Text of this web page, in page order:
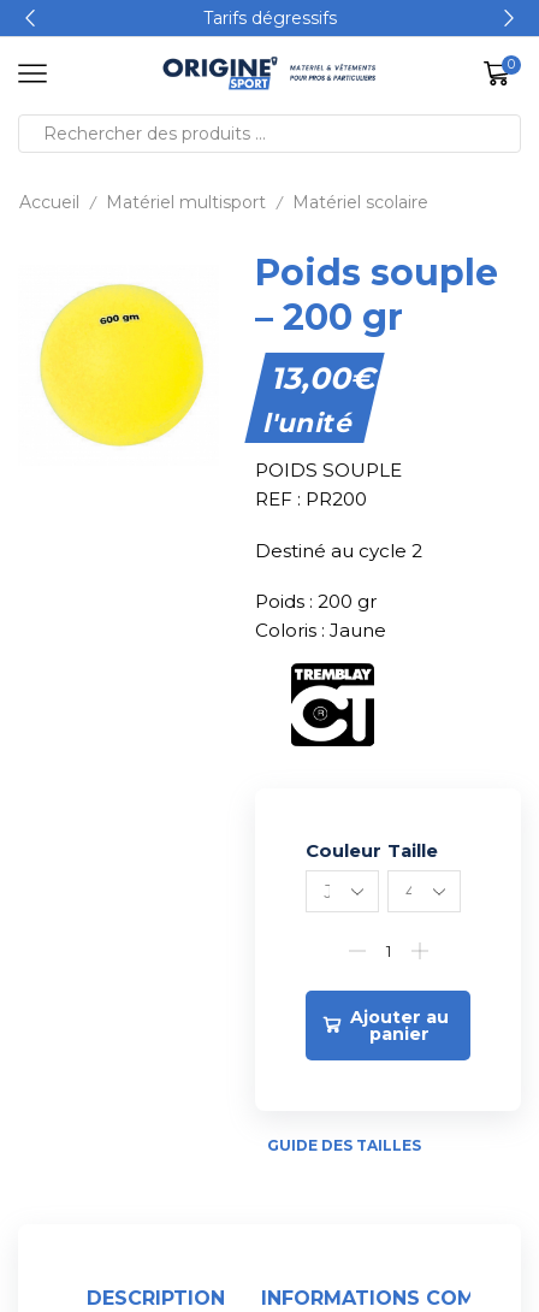
Tarifs dégressifs
0
Accueil / Matériel multisport / Matériel scolaire
Poids souple
– 200 gr
13,00€
l'unité
POIDS SOUPLE
REF : PR200
Destiné au cycle 2
Poids : 200 gr
Coloris : Jaune
Couleur Taille
Ajouter au
panier
Alternative:
GUIDE DES TAILLES
DESCRIPTION INFORMATIONS